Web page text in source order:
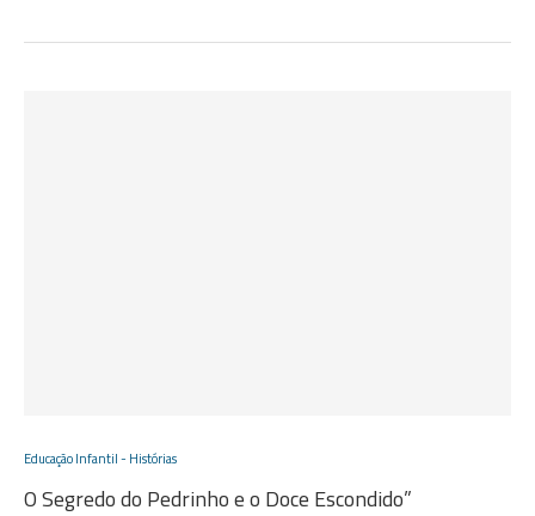
Educação Infantil - Histórias
O Segredo do Pedrinho e o Doce Escondido”